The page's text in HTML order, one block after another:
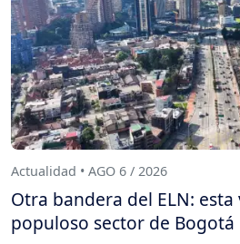
Actualidad • AGO 6 / 2026
Otra bandera del ELN:
populoso sector de Bogotá